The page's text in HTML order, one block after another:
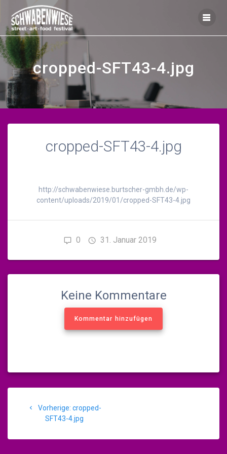
cropped-SFT43-4.jpg
cropped-SFT43-4.jpg
http://schwabenwiese.burtscher-gmbh.de/wp-
content/uploads/2019/01/cropped-SFT43-4.jpg
0 31. Januar 2019
Keine Kommentare
Kommentar hinzufügen
Vorherige: Vorheriger
Beitrag:
cropped-
SFT43-4.jpg